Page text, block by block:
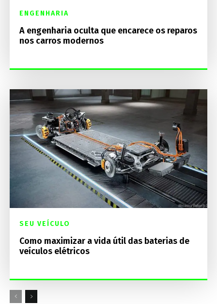
ENGENHARIA
A engenharia oculta que encarece os reparos
nos carros modernos
SEU VEÍCULO
Como maximizar a vida útil das baterias de
veículos elétricos